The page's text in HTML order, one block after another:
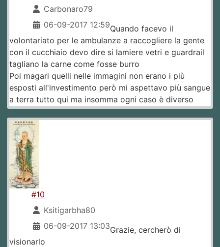
Carbonaro79
06-09-2017 12:59Quando facevo il
volontariato per le ambulanze a raccogliere la gente
con il cucchiaio devo dire si lamiere vetri e guardrail
tagliano la carne come fosse burro
Poi magari quelli nelle immagini non erano i più
esposti all'investimento però mi aspettavo più sangue
a terra tutto qui ma insomma ogni caso è diverso
#10
Ksitigarbha80
06-09-2017 13:03Grazie, cercherò di
visionarlo